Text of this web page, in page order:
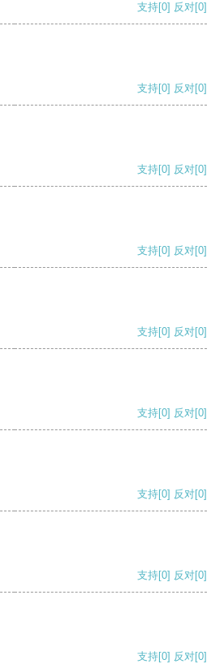
支持[0] 反对[0]
支持[0] 反对[0]
支持[0] 反对[0]
支持[0] 反对[0]
支持[0] 反对[0]
支持[0] 反对[0]
支持[0] 反对[0]
支持[0] 反对[0]
支持[0] 反对[0]